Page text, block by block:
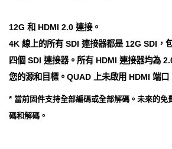
12G 和 HDMI 2.0 連接。
4K 線上的所有 SDI 連接器都是 12G SDI，
四個 SDI 連接器。所有 HDMI 連接器均為
您的源和目標。QUAD 上未啟用 HDMI 端口
* 當前固件支持全部編碼或全部解碼。未來的免
碼和解碼。